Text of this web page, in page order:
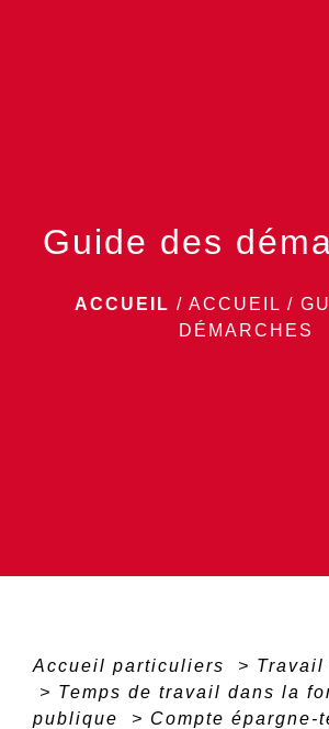
Guide des
ACCUEIL / ACCUEIL /
DÉMARCHES
Accueil particuliers > Travail
> Temps de travail dans la
publique
> Compte épargne-